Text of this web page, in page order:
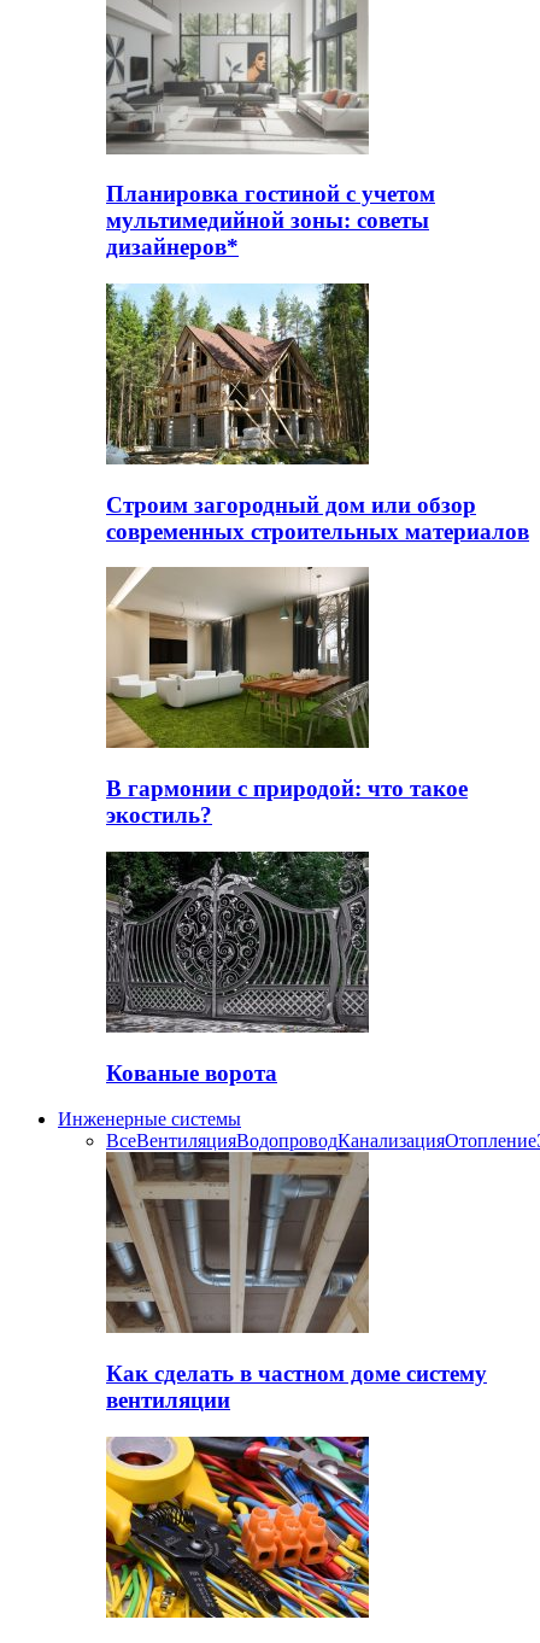
Планировка гостиной с учетом
мультимедийной зоны: советы
дизайнеров*
Строим загородный дом или обзор
современных строительных материалов
В гармонии с природой: что такое
экостиль?
Кованые ворота
Инженерные системы
ВсеВентиляцияВодопроводКанализацияОтопление
Как сделать в частном доме систему
вентиляции